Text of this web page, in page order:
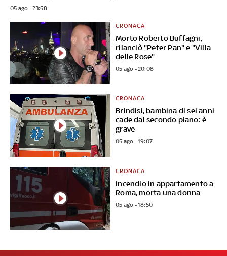
05 ago - 23:58
Morto Roberto Buffagni,
rilanciò "Peter Pan" e "Villa
delle Rose"
CRONACA
05 ago - 20:08
Brindisi, bambina di sei anni
cade dal secondo piano: è
grave
CRONACA
05 ago - 19:07
Incendio in appartamento a
Roma, morta una donna
CRONACA
05 ago - 18:50